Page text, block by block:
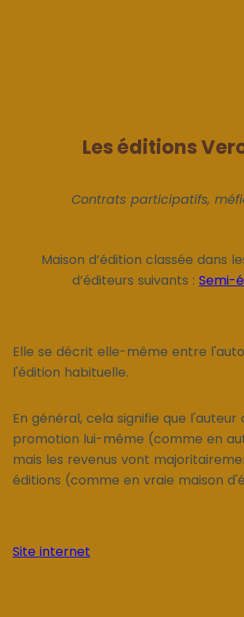
Les éditions
Contrats participatifs,
Maison d’édition classée dans
d’éditeurs suivants : Semi-
Elle se décrit elle-même entre
l'édition habituelle.
En général, cela signifie que l'auteur
promotion lui-même (comme en
mais les revenus vont
éditions (comme en vraie maison
Site internet